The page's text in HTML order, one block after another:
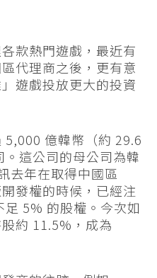
款熱門遊戲，最近有
代理商之後，更有意
遊戲投放更大的投資
億韓幣（約 29.6
這公司的母公司為韓
去年在取得中國區
發權的時候，已經注
5% 的股權。今次如
約 11.5%，成為